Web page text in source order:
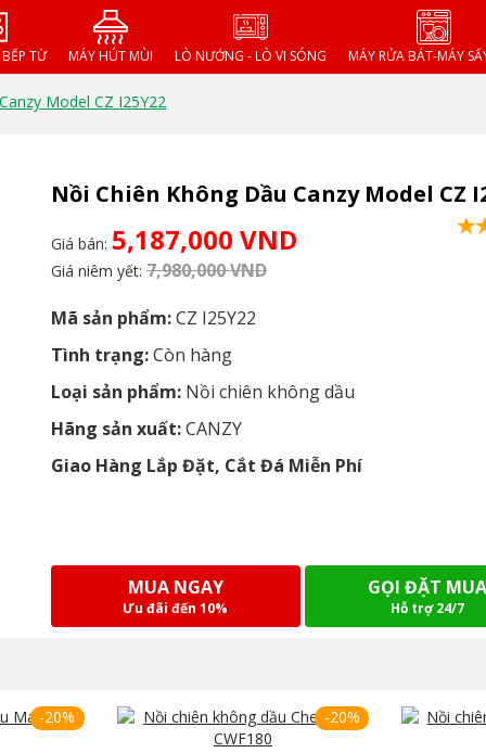
TỪ MÁY HÚT MÙI LÒ NƯỚNG - LÒ VI SÓNG MÁY RỬA BÁT-MÁY
Model CZ I25Y22
Nồi Chiên Không Dầu Canzy Model CZ
Giá bán: 5,187,000 VND
Giá niêm yết: 7,980,000 VND
Mã sản phẩm:CZ I25Y22
Tình trạng:Còn hàng
Loại sản phẩm: Nồi chiên không dầu
Hãng sản xuất:CANZY
Giao Hàng Lắp Đặt, Cắt Đá Miễn Phí
MUA NGAY
Ưu đãi đến 10%
GỌI ĐẶT
Hỗ trợ 24/7
-20% -20%